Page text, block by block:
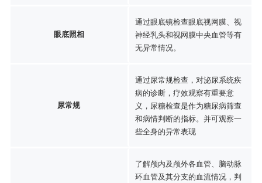
眼底照相
通过眼底镜检查眼底视网膜、视
神经乳头和视网膜中央血管等有
无异常情况。
尿常规
通过尿常规检查，对泌尿系统疾
病的诊断，疗效观察有重要意
义，尿糖检查是作为糖尿病筛查
和病情判断的指标。并可观察一
些全身的异常表现
了解颅内及颅外各血管、脑动脉
环血管及其分支的血流情况，判